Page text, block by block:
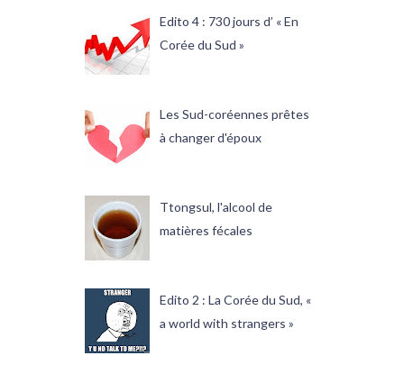
Edito 4 : 730 jours d’ « En
Corée du Sud »
Les Sud-coréennes prêtes
à changer d'époux
Ttongsul, l'alcool de
matières fécales
Edito 2 : La Corée du Sud, «
a world with strangers »